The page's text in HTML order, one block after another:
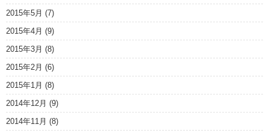
2015年5月 (7)
2015年4月 (9)
2015年3月 (8)
2015年2月 (6)
2015年1月 (8)
2014年12月 (9)
2014年11月 (8)